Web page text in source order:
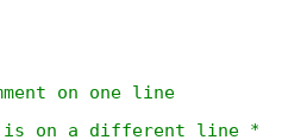
on one line
is on a different line */